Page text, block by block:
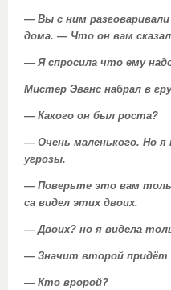
— Вы с ним
дома. — Что он вам
— Я спросила что ему
Мистер Эванс набрал в
— Какого он был роста?
— Очень маленького. Но я
угрозы.
— Поверьте это вам
са видел этих двоих.
— Двоих? но я видела
— Значит второй придёт
— Кто вророй?